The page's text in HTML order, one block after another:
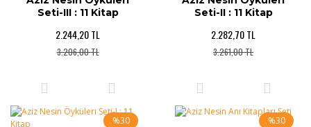
Seti-III : 11 Kitap
2.244,20 TL
3.206,00 TL
Seti-II : 11 Kitap
2.282,70 TL
3.261,00 TL
%30 %30